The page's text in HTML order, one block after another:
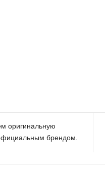
оригинальную
брендом.